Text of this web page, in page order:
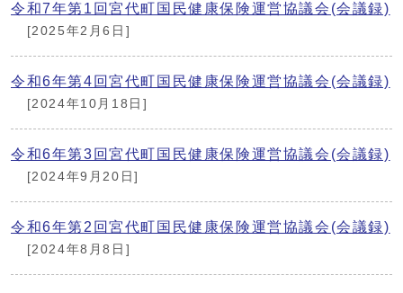
令和7年第1回宮代町国民健康保険運営協議会(会議録)
[2025年2月6日]
令和6年第4回宮代町国民健康保険運営協議会(会議録)
[2024年10月18日]
令和6年第3回宮代町国民健康保険運営協議会(会議録)
[2024年9月20日]
令和6年第2回宮代町国民健康保険運営協議会(会議録)
[2024年8月8日]